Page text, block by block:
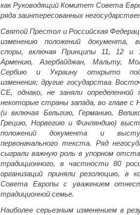
как Руководящий Комитет Совета
ряда заинтересованных
Святой Престол и Российская
изменению положений документа,
споры, включая Принципы 11, 12 и
Армению, Азербайджан, Мальту,
Сербию и Украину открыто
изменения; другие государства
СЕ, однако, не заняли
некоторые страны запада, во главе с
(и включая Бельгию, Германию,
Грецию, Норвегию и Финляндию)
положений документа и
первоначального текста. Ряд
сыграли важную роль в упорном
традиционного, в частности 80
организаций приняли резолюцию, в
Совета Европы с уважением
традиционной семье.
Наиболее серьезным изменением в